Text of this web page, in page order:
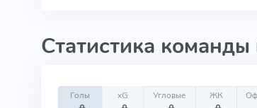
Статистика
Голы xG Угловые ЖК